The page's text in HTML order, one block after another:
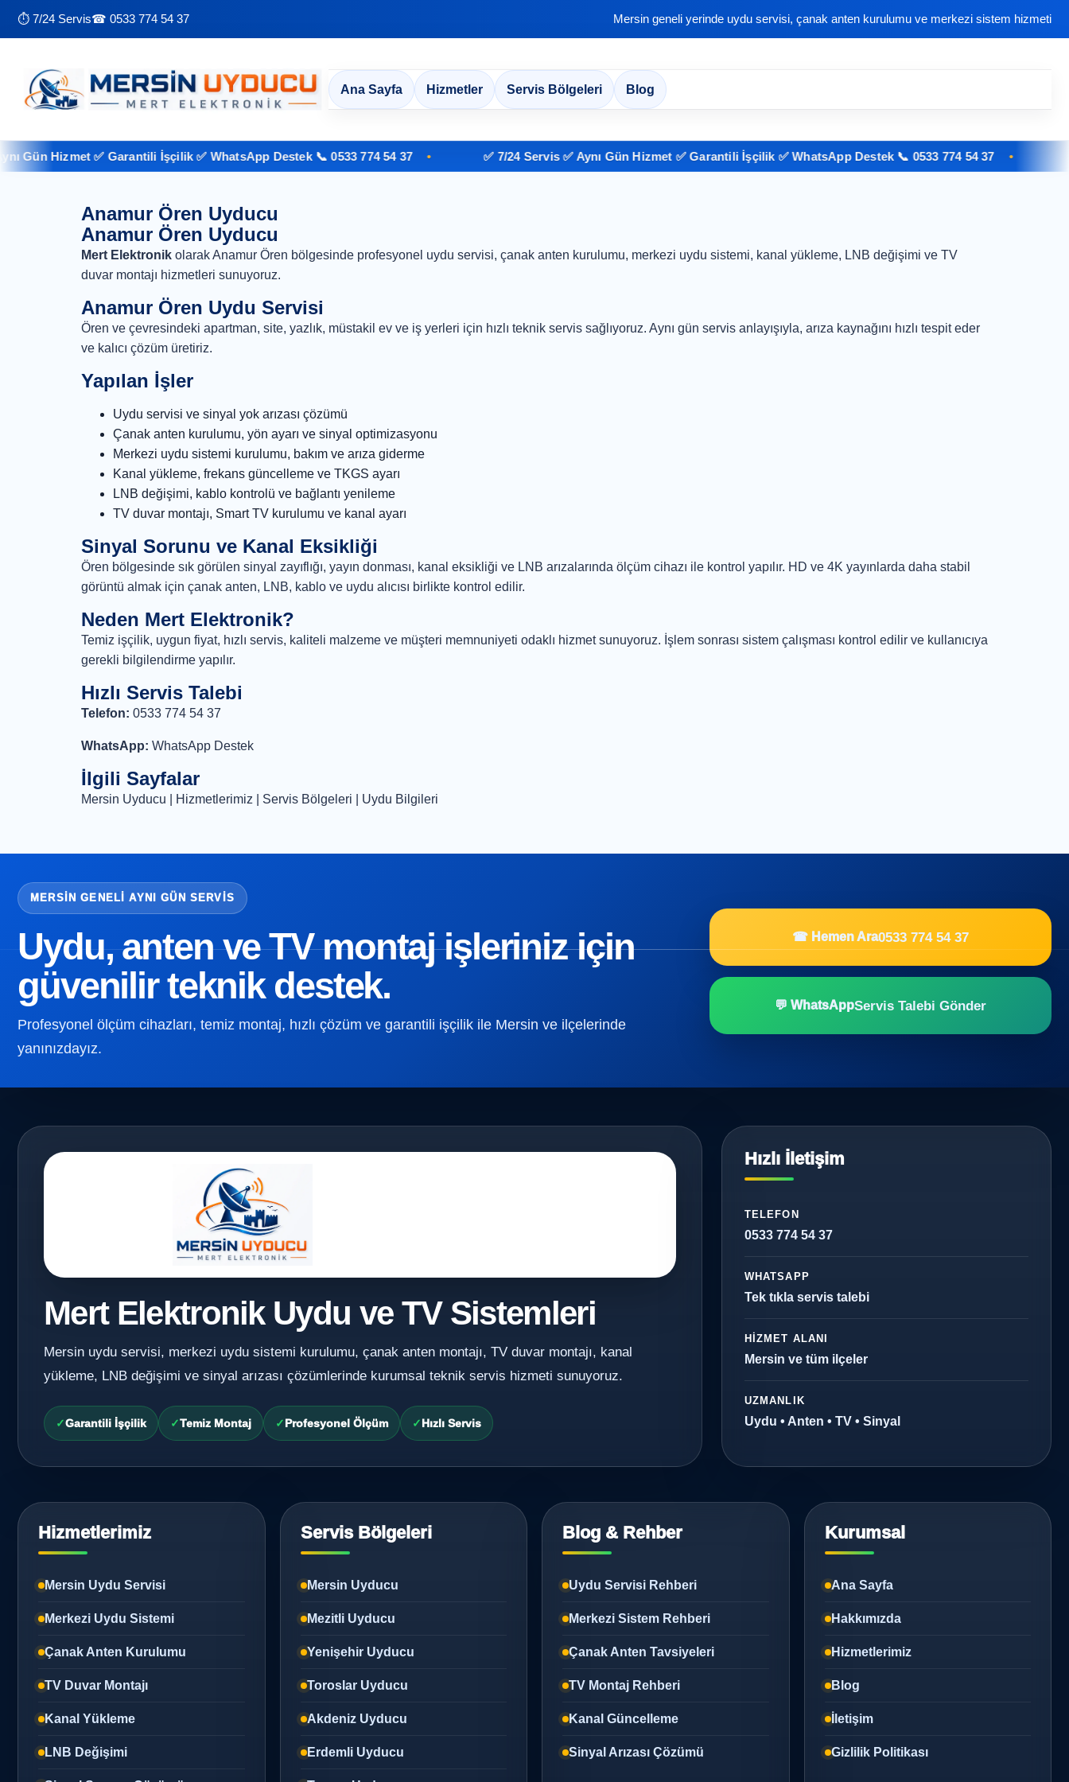
⏱ 7/24 Servis☎ 0533 774 54 37 Mersin geneli yerinde uydu servisi, çanak anten kurulumu ve merkezi sistem hizmeti
Ana Sayfa Hizmetler Servis Bölgeleri Blog
Gün Hizmet ✅ Garantili İşçilik ✅ WhatsApp Destek 📞 0533 774 54 37 ✅ 7/24 Servis ✅ Aynı Gün Hizmet ✅ Garantili İşçilik ✅ WhatsApp Destek 📞 0533 774 54 37
Anamur Ören Uyducu
Anamur Ören Uyducu
Mert Elektronik olarak Anamur Ören bölgesinde profesyonel uydu servisi, çanak anten kurulumu, merkezi uydu sistemi, kanal yükleme, LNB değişimi ve TV
duvar montajı hizmetleri sunuyoruz.
Anamur Ören Uydu Servisi
Ören ve çevresindeki apartman, site, yazlık, müstakil ev ve iş yerleri için hızlı teknik servis sağlıyoruz. Aynı gün servis anlayışıyla, arıza kaynağını hızlı tespit eder
ve kalıcı çözüm üretiriz.
Yapılan İşler
Uydu servisi ve sinyal yok arızası çözümü
Çanak anten kurulumu, yön ayarı ve sinyal optimizasyonu
Merkezi uydu sistemi kurulumu, bakım ve arıza giderme
Kanal yükleme, frekans güncelleme ve TKGS ayarı
LNB değişimi, kablo kontrolü ve bağlantı yenileme
TV duvar montajı, Smart TV kurulumu ve kanal ayarı
Sinyal Sorunu ve Kanal Eksikliği
Ören bölgesinde sık görülen sinyal zayıflığı, yayın donması, kanal eksikliği ve LNB arızalarında ölçüm cihazı ile kontrol yapılır. HD ve 4K yayınlarda daha stabil
görüntü almak için çanak anten, LNB, kablo ve uydu alıcısı birlikte kontrol edilir.
Neden Mert Elektronik?
Temiz işçilik, uygun fiyat, hızlı servis, kaliteli malzeme ve müşteri memnuniyeti odaklı hizmet sunuyoruz. İşlem sonrası sistem çalışması kontrol edilir ve kullanıcıya
gerekli bilgilendirme yapılır.
Hızlı Servis Talebi
Telefon: 0533 774 54 37
WhatsApp: WhatsApp Destek
İlgili Sayfalar
Mersin Uyducu Hizmetlerimiz Servis Bölgeleri Uydu Bilgileri
MERSIN GENELI AYNI GÜN SERVIS
Uydu, anten ve TV montaj işleriniz için
güvenilir teknik destek.
Profesyonel ölçüm cihazları, temiz montaj, hızlı çözüm ve garantili işçilik ile Mersin ve ilçelerinde
yanınızdayız.
☎ Hemen Ara0533 774 54 37
💬 WhatsAppServis Talebi Gönder
Mert Elektronik Uydu ve TV Sistemleri
Mersin uydu servisi, merkezi uydu sistemi kurulumu, çanak anten montajı, TV duvar montajı, kanal
yükleme, LNB değişimi ve sinyal arızası çözümlerinde kurumsal teknik servis hizmeti sunuyoruz.
Garantili İşçilik Temiz Montaj Profesyonel Ölçüm Hızlı Servis
Hızlı İletişim
TELEFON
0533 774 54 37
WHATSAPP
Tek tıkla servis talebi
HIZMET ALANI
Mersin ve tüm ilçeler
UZMANLIK
Uydu • Anten • TV • Sinyal
Hizmetlerimiz
Mersin Uydu Servisi
Merkezi Uydu Sistemi
Çanak Anten Kurulumu
TV Duvar Montajı
Kanal Yükleme
LNB Değişimi
Servis Bölgeleri
Mersin Uyducu
Mezitli Uyducu
Yenişehir Uyducu
Toroslar Uyducu
Akdeniz Uyducu
Erdemli Uyducu
Blog & Rehber
Uydu Servisi Rehberi
Merkezi Sistem Rehberi
Çanak Anten Tavsiyeleri
TV Montaj Rehberi
Kanal Güncelleme
Sinyal Arızası Çözümü
Kurumsal
Ana Sayfa
Hakkımızda
Hizmetlerimiz
Blog
İletişim
Gizlilik Politikası